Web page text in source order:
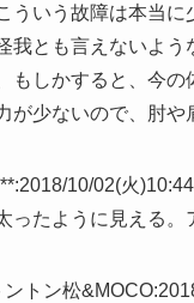
ういう故障は本当
我とも言えないよう
もしかすると、今
が少ないので、肘や
:2018/10/02(火
ったように見える。
ントン松&MOCO: